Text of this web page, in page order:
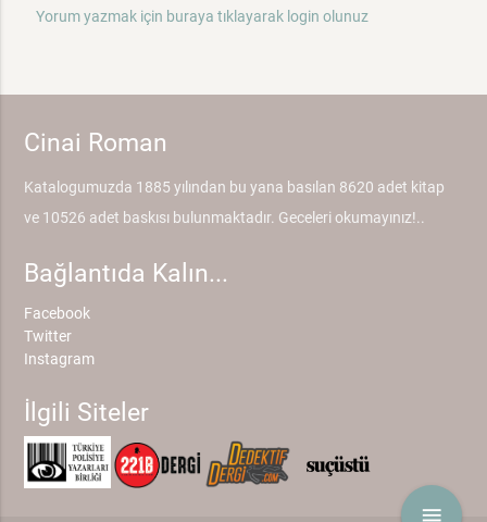
menu
Yorum yazmak için buraya tıklayarak login olunuz
Cinai Roman
Katalogumuzda 1885 yılından bu yana basılan 8620 adet kitap
ve 10526 adet baskısı bulunmaktadır. Geceleri okumayınız!..
Bağlantıda Kalın...
Facebook
Twitter
Instagram
İlgili Siteler